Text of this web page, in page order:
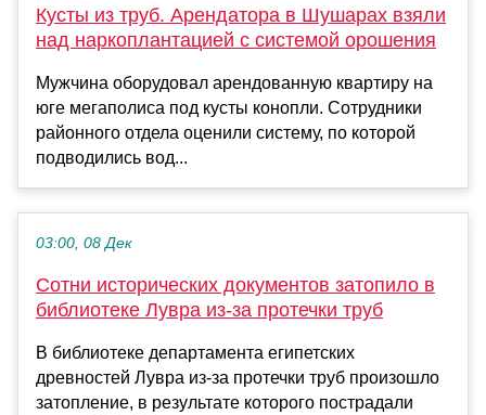
Кусты из труб. Арендатора в Шушарах взяли
над наркоплантацией с системой орошения
Мужчина оборудовал арендованную квартиру на
юге мегаполиса под кусты конопли. Сотрудники
районного отдела оценили систему, по которой
подводились вод...
03:00, 08 Дек
Сотни исторических документов затопило в
библиотеке Лувра из-за протечки труб
В библиотеке департамента египетских
древностей Лувра из-за протечки труб произошло
затопление, в результате которого пострадали